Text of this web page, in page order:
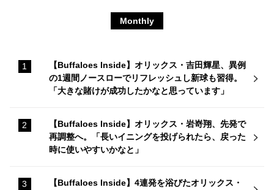
Monthly
【Buffaloes Inside】オリックス・吉田輝星、異例
の1週間ノースローでリフレッシュし新球も習得。
「大きな賭けが成功したかなと思っています」
【Buffaloes Inside】オリックス・岩嵜翔、先発で
再調整へ。「長いイニングを投げられたら、戻った
時に使いやすいかなと」
【Buffaloes Inside】4連発を浴びたオリックス・